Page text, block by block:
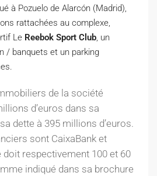
à Pozuelo de Alarcón (Madrid),
rattachées au complexe,
Le Reebok Sport Club, un
/ banquets et un parking
de la société
d’euros dans sa
dette à 395 millions d’euros.
sont CaixaBank et
doit respectivement 100 et 60
indiqué dans sa brochure